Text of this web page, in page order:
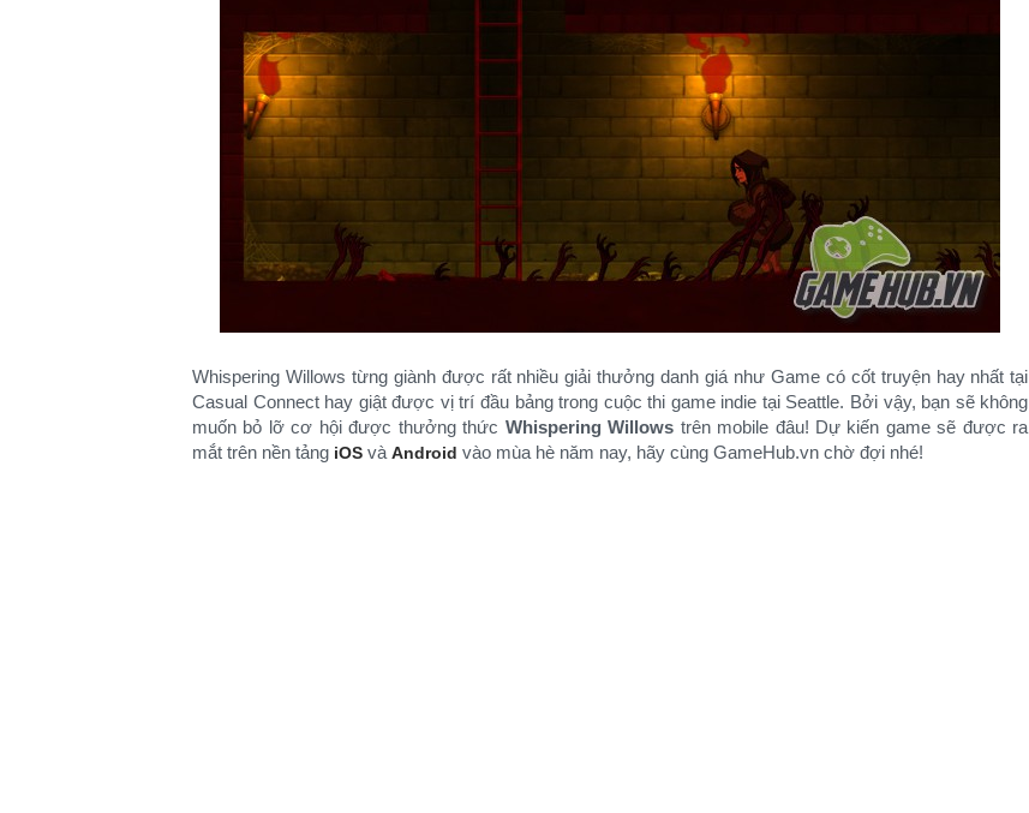
Whispering Willows từng giành được rất nhiều giải thưởng danh giá như Game có cốt truyện hay nhất tại
Casual Connect hay giật được vị trí đầu bảng trong cuộc thi game indie tại Seattle. Bởi vậy, bạn sẽ không
muốn bỏ lỡ cơ hội được thưởng thức Whispering Willows trên mobile đâu! Dự kiến game sẽ được ra
mắt trên nền tảng iOS và Android vào mùa hè năm nay, hãy cùng GameHub.vn chờ đợi nhé!​